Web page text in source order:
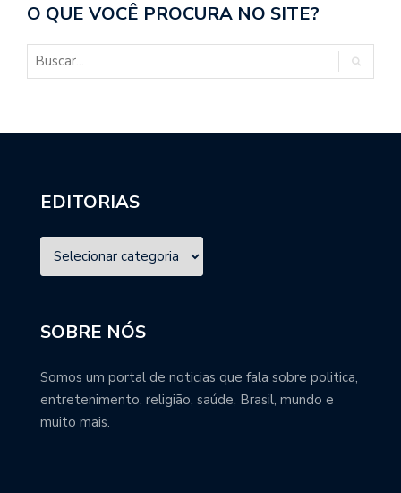
O QUE VOCÊ PROCURA NO SITE?
EDITORIAS
SOBRE NÓS
Somos um portal de noticias que fala sobre politica,
entretenimento, religião, saúde, Brasil, mundo e
muito mais.